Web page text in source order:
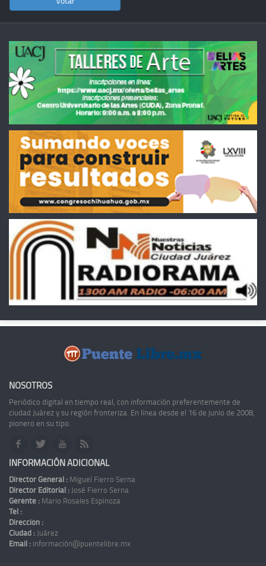
NOSOTROS
Periódico digital en tiempo real, con información preferentemente de
ciudad Juárez y su región fronteriza. En línea desde el 16 de junio de 2008,
pionero en su tipo.
INFORMACIÓN ADICIONAL
Director General : Miguel Fierro Serna
Director Editorial : José Fierro Serna
Gerente : Mario Rosales Espinoza
Tel :
Dirección :
Ciudad : Juárez
Email : información@puentelibre.mx